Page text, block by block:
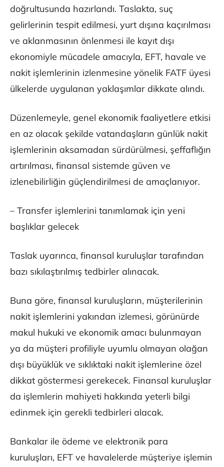
doğrultusunda hazırlandı. Taslakta, suç
gelirlerinin tespit edilmesi, yurt dışına kaçırılması
ve aklanmasının önlenmesi ile kayıt dışı
ekonomiyle mücadele amacıyla, EFT, havale ve
nakit işlemlerinin izlenmesine yönelik FATF üyesi
ülkelerde uygulanan yaklaşımlar dikkate alındı.
Düzenlemeyle, genel ekonomik faaliyetlere etkisi
en az olacak şekilde vatandaşların günlük nakit
işlemlerinin aksamadan sürdürülmesi, şeffaflığın
artırılması, finansal sistemde güven ve
izlenebilirliğin güçlendirilmesi de amaçlanıyor.
– Transfer işlemlerini tanımlamak için yeni
başlıklar gelecek
Taslak uyarınca, finansal kuruluşlar tarafından
bazı sıkılaştırılmış tedbirler alınacak.
Buna göre, finansal kuruluşların, müşterilerinin
nakit işlemlerini yakından izlemesi, görünürde
makul hukuki ve ekonomik amacı bulunmayan
ya da müşteri profiliyle uyumlu olmayan olağan
dışı büyüklük ve sıklıktaki nakit işlemlerine özel
dikkat göstermesi gerekecek. Finansal kuruluşlar
da işlemlerin mahiyeti hakkında yeterli bilgi
edinmek için gerekli tedbirleri alacak.
Bankalar ile ödeme ve elektronik para
kuruluşları, EFT ve havalelerde müşteriye işlemin